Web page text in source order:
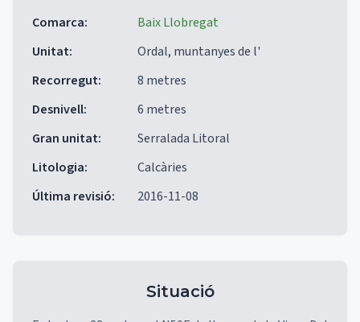
Comarca:
Baix Llobregat
Unitat:
Ordal, muntanyes de l'
Recorregut:
8 metres
Desnivell:
6 metres
Gran unitat:
Serralada Litoral
Litologia:
Calcàries
Última revisió: 2016-11-08
Situació